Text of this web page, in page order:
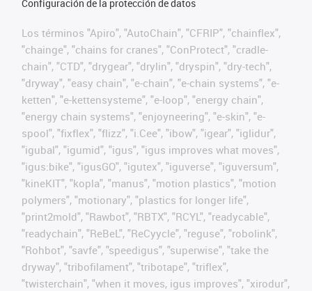
Configuración de la protección de datos
Los términos "Apiro", "AutoChain", "CFRIP", "chainflex",
"chainge", "chains for cranes", "ConProtect", "cradle-
chain", "CTD", "drygear", "drylin", "dryspin", "dry-tech",
"dryway", "easy chain", "e-chain", "e-chain systems", "e-
ketten", "e-kettensysteme", "e-loop", "energy chain",
"energy chain systems", "enjoyneering", "e-skin", "e-
spool", "fixflex", "flizz", "i.Cee", "ibow", "igear", "iglidur",
"igubal", "igumid", "igus", "igus improves what moves",
"igus:bike", "igusGO", "igutex", "iguverse", "iguversum",
"kineKIT", "kopla", "manus", "motion plastics", "motion
polymers", "motionary", "plastics for longer life",
"print2mold", "Rawbot", "RBTX", "RCYL", "readycable",
"readychain", "ReBeL", "ReCyycle", "reguse", "robolink",
"Rohbot", "savfe", "speedigus", "superwise", "take the
dryway", "tribofilament", "tribotape", "triflex",
"twisterchain", "when it moves, igus improves", "xirodur",